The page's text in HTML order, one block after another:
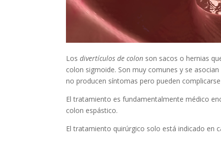
Losdivertículos de colon son sacos o hernias
colon sigmoide. Son muy comunes y se
no producen síntomas pero pueden
El tratamiento es fundamentalmente médico
colon espástico.
El tratamiento quirúrgico solo está indicado en